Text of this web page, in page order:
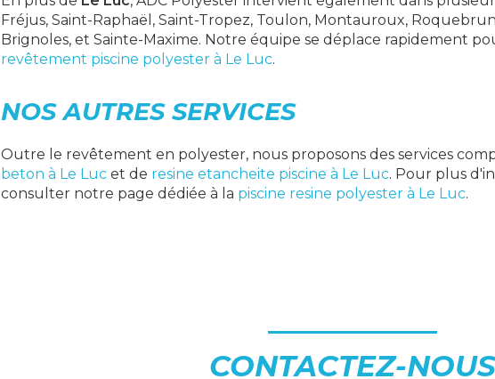
Fréjus, Saint-Raphaël, Saint-Tropez, Toulon, Montauroux,
Brignoles, et Sainte-Maxime. Notre équipe se déplace rapidement
revêtement piscine polyester à Le Luc.
NOS AUTRES SERVICES
Outre le revêtement en polyester, nous proposons des services
beton à Le Luc et de resine etancheite piscine à Le Luc. Pour plus
consulter notre page dédiée à la piscine resine polyester à Le Luc.
CONTACTEZ-NOUS